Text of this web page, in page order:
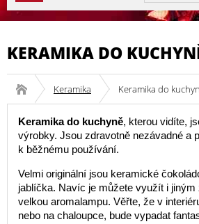
KERAMIKA DO
Keramika Keramika do
Keramika do kuchyně, kterou vidíte,
výrobky. Jsou zdravotně nezávadné a
k běžnému používání.
Velmi originální jsou keramické
jablíčka. Navíc je můžete využít i jiným
velkou aromalampu. Věřte, že v
nebo na chaloupce, bude vypadat